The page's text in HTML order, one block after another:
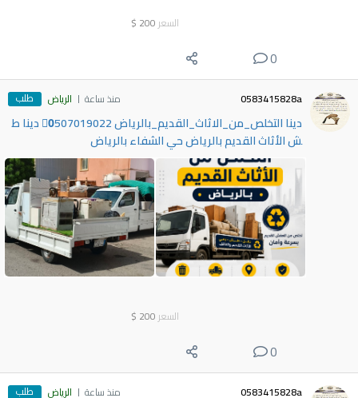
السعر 200
$
0
0583415828a منذ ساعة الرياض طلب
دينا التخلص_من_الاثاث_القديم_بالرياض 0َ507019022 دينا ط
ش الأثاث القديم بالرياض حي الشفاء بالرياض
السعر 200
$
0
0583415828a منذ ساعة الرياض طلب